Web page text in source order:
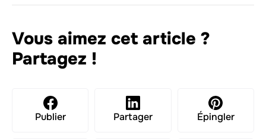
Vous aimez cet article ?
Partagez !
Publier Partager Épingler